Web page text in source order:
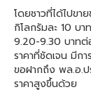
โดยชาวที่ได้ไปขา
กิโลกรัมละ 10 บ
9.20-9.30 บาทต่
ราคาที่ชัดเจน มีก
ขอฝากถึง พล.อ.ป
ราคาสูงขึ้นด้วย